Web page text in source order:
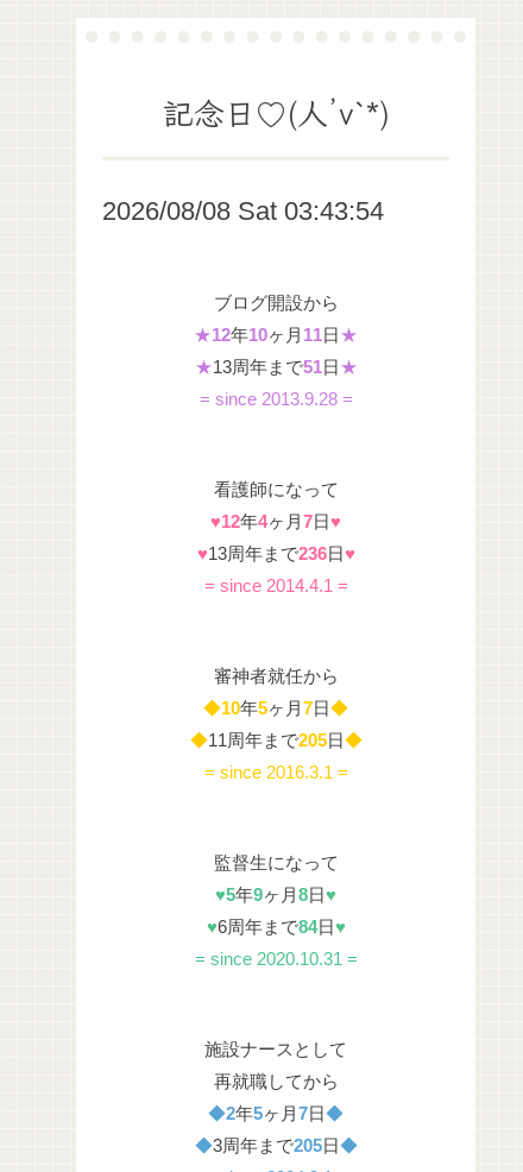
記念日♡(人’v`*)
2026/08/08 Sat 03:43:55
ブログ開設から
★12年10ヶ月 11日★
★13周年まで51日★
= since 2013.9.28 =
看護師になって
♥12年4ヶ月7日♥
♥13周年まで236日♥
= since 2014.4.1 =
審神者就任から
◆10年5ヶ月7日◆
◆11周年まで205日◆
= since 2016.3.1 =
監督生になって
♥5年9ヶ月8日♥
♥6周年まで84日♥
= since 2020.10.31 =
施設ナースとして
再就職してから
◆2年5ヶ月7日◆
◆3周年まで205日◆